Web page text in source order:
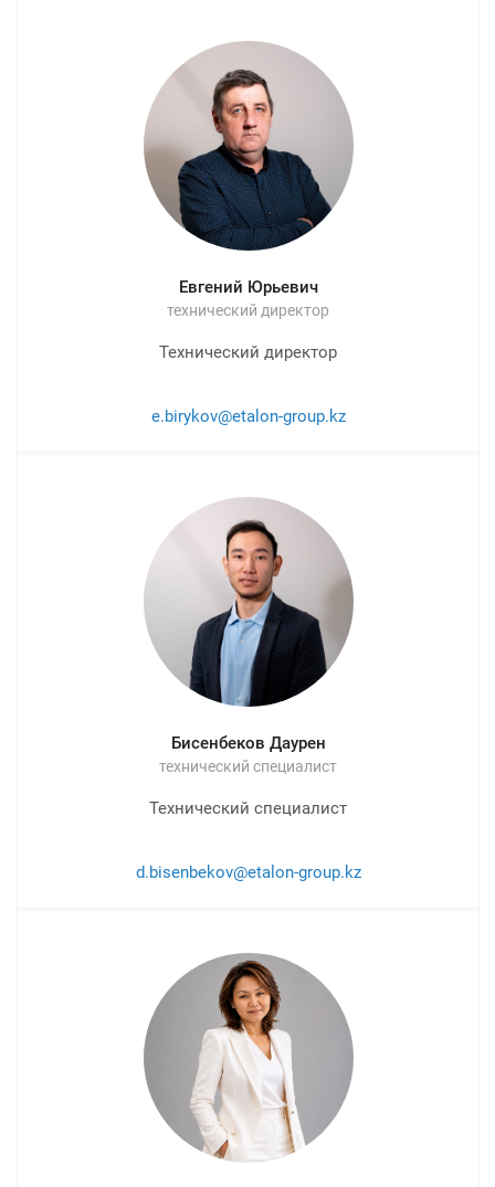
Евгений Юрьевич
технический директор
Технический директор
e.birykov@etalon-group.kz
Бисенбеков Даурен
технический специалист
Технический специалист
d.bisenbekov@etalon-group.kz